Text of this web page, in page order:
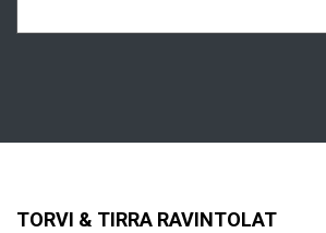
TORVI & TIRRA RAVINTOLAT